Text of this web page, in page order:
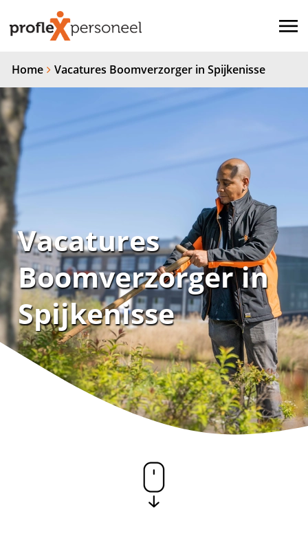
Home Vacatures Boomverzorger in Spijkenisse
Vacatures
Boomverzorger in
Spijkenisse